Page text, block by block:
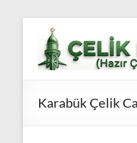
contentÇelik
Minare,
Minare
Karabük Çelik